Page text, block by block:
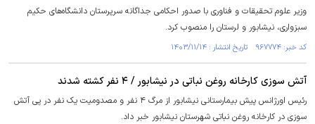
وزیر علوم تحقیقات و فناوری با صدور احکامی جداگانه سرپرستان دانشگاه‌های حکیم
سبزواری، نیشابور و لرستان را منصوب کرد.
کد خبر: ۹۶۷۷۷۴ تاریخ انتشار : ۱۴۰۳/۱۱/۱۴
آتش سوزی کارخانه روغن نباتی در نیشابور / ۴ نفر کشته شدند
رئیس اورژانس پیش بیمارستانی نیشابور از مرگ ۴ نفر و مصدومیت یک نفر در پی آتش
سوزی در کارخانه روغن نباتی شهرستان نیشابور خبر داد.